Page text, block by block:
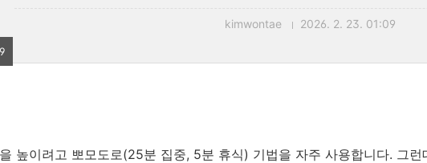
kimwontae 2026. 2. 23. 01:09
높이려고 뽀모도로(25분 집중, 5분 휴식) 기법을 자주 사용합니다. 그